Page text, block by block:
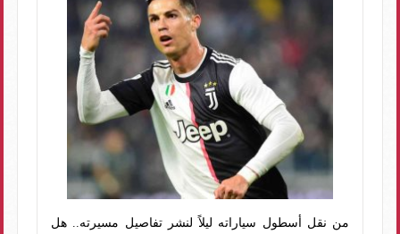
من نقل أسطول سياراته ليلاً لنشر تفاصيل مسيرته.. هل